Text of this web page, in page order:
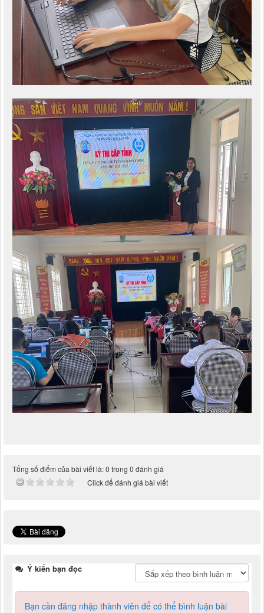
Tổng số điểm của bài viết là: 0 trong 0 đánh giá
Click để đánh giá bài viết
Ý kiến bạn đọc
Bạn cần đăng nhập thành viên để có thể bình luận bài